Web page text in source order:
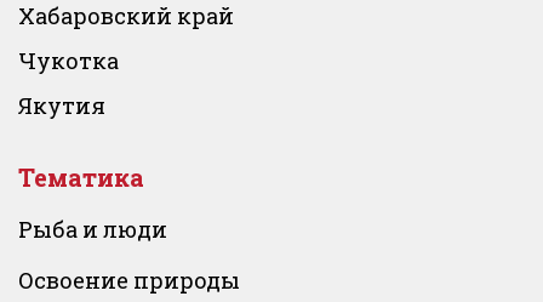
Хабаровский край
Чукотка
Якутия
Тематика
Рыба и люди
Освоение природы